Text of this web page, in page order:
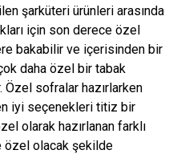
şarküteri ürünleri arasında
için son derece özel
bakabilir ve içerisinden bir
daha özel bir tabak
Özel sofralar hazırlarken
iyi seçenekleri titiz bir
olarak hazırlanan farklı
özel olacak şekilde